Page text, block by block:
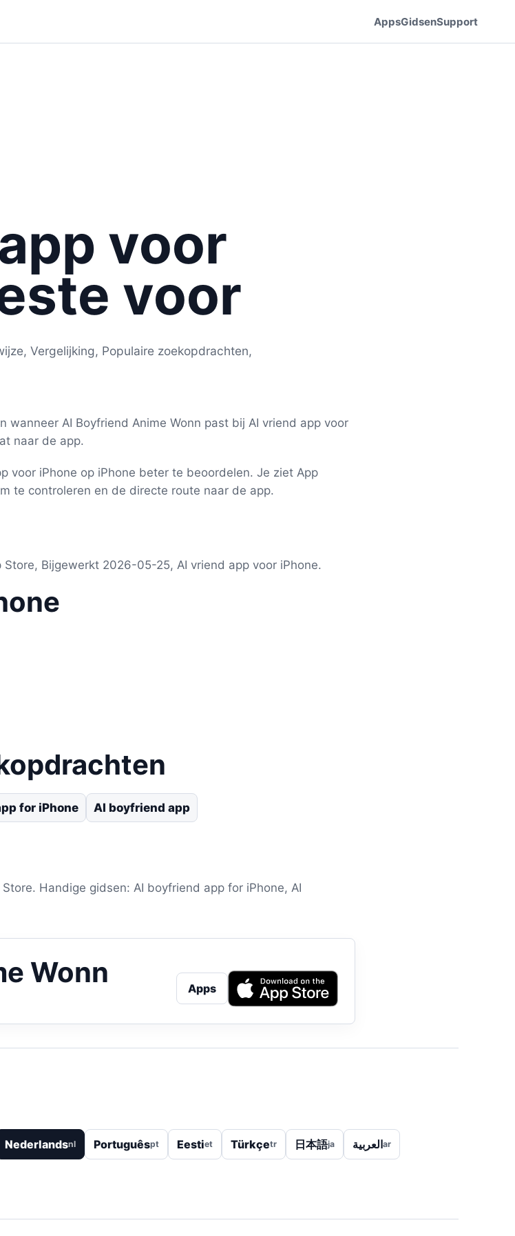
AppsGidsenSupport
voor
voor
Vergelijking, Populaire zoekopdrachten,
wanneer AI Boyfriend Anime Wonn past bij AI vriend app voor
naar de app.
voor iPhone op iPhone beter te beoordelen. Je ziet App
te controleren en de directe route naar de app.
Bijgewerkt 2026-05-25, AI vriend app voor iPhone.
for iPhone AI boyfriend app
Handige gidsen: AI boyfriend app for iPhone, AI
Wonn Apps
Nederlandsnl Portuguêspt Eestiet Türkçetr 日本語ja العربيةar